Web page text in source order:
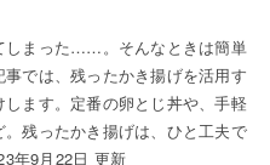
しまった……。そんなときは簡単
では、残ったかき揚げを活用す
ます。定番の卵とじ丼や、手軽
残ったかき揚げは、ひと工夫で
年9月22日 更新